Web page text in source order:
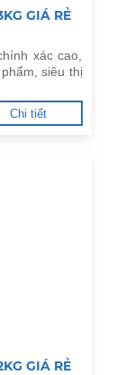
GIÁ RẺ
xác cao,
siêu thị
Chi tiết
GIÁ RẺ